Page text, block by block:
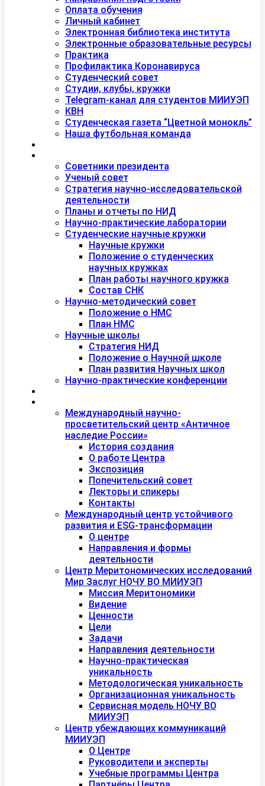
Оплата обучения
Личный кабинет
Электронная библиотека института
Электронные образовательные ресурсы
Практика
Профилактика Коронавируса
Студенческий совет
Студии, клубы, кружки
Telegram-канал для студентов МИИУЭП
КВН
Студенческая газета “Цветной монокль”
Наша футбольная команда
Советники президента
Ученый совет
Стратегия научно-исследовательской
деятельности
Планы и отчеты по НИД
Научно-практические лаборатории
Студенческие научные кружки
Научные кружки
Положение о студенческих
научных кружках
План работы научного кружка
Состав СНК
Научно-методический совет
Положение о НМС
План НМС
Научные школы
Стратегия НИД
Положение о Научной школе
План развития Научных школ
Научно-практические конференции
Международный научно-
просветительский центр «Античное
наследие России»
История создания
О работе Центра
Экспозиция
Попечительский совет
Лекторы и спикеры
Контакты
Международный центр устойчивого
развития и ESG-трансформации
О центре
Направления и формы
деятельности
Центр Меритономических исследований
Мир Заслуг НОЧУ ВО МИИУЭП
Миссия Меритономики
Видение
Ценности
Цели
Задачи
Направления деятельности
Научно-практическая
уникальность
Методологическая уникальность
Организационная уникальность
Сервисная модель НОЧУ ВО
МИИУЭП
Центр убеждающих коммуникаций
МИИУЭП
О Центре
Руководители и эксперты
Учебные программы Центра